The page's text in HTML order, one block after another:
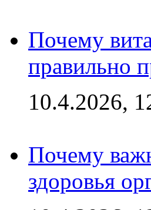
Почему
правильно
10.4.2026,
Почему
здоровья